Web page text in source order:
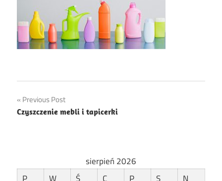
Nawigacja
wpisu
Previous Post
Czyszczenie mebli i tapicerki
sierpień 2026
P
W Ś C P S
N